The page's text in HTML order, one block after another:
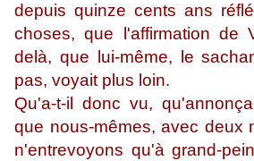
depuis quinze cents ans
choses, que l'affirmation de
delà, que lui-même, le
pas, voyait plus loin.
Qu'a-t-il donc vu,
que nous-mêmes, avec deux
n'entrevoyons qu'à grand-